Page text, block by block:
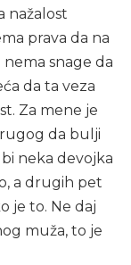
nažalost
prava da na
snage da
da ta veza
Za mene je
da bulji
neka devojka
a drugih pet
je to. Ne daj
muža, to je